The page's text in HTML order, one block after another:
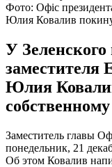
Фото: Офіс
Юлия Ковалив
У Зеленского
заместителя
Юлия
Заместитель главы
понедельник, 21
Об этом Ковалив